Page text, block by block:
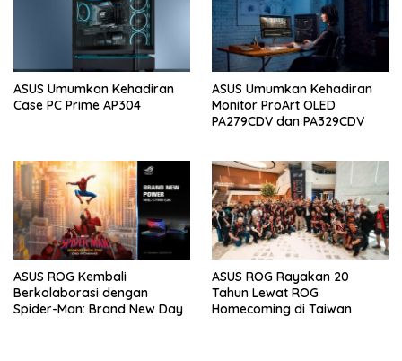
ASUS Umumkan Kehadiran
Case PC Prime AP304
ASUS Umumkan Kehadiran
Monitor ProArt OLED
PA279CDV dan PA329CDV
ASUS ROG Kembali
Berkolaborasi dengan
Spider-Man: Brand New Day
ASUS ROG Rayakan 20
Tahun Lewat ROG
Homecoming di Taiwan